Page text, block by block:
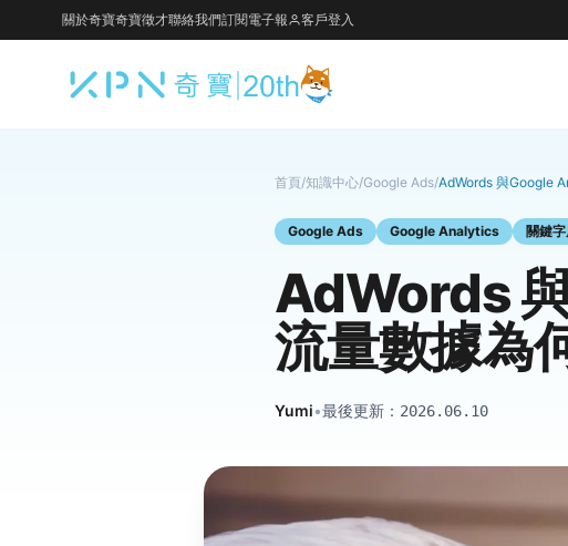
關於奇寶奇寶徵才聯絡我們訂閱電子報 客戶登入
首頁/知識中心/Google Ads/AdWords 與Google
Google Ads Google Analytics 關鍵
AdWords
流量數據為
Yumi•最後更新： 2026.06.10